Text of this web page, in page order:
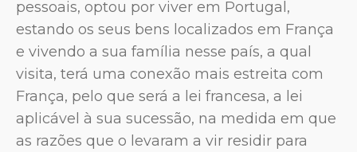
pessoais, optou por viver em Portugal,
estando os seus bens localizados em França
e vivendo a sua família nesse país, a qual
visita, terá uma conexão mais estreita com
França, pelo que será a lei francesa, a lei
aplicável à sua sucessão, na medida em que
as razões que o levaram a vir residir para